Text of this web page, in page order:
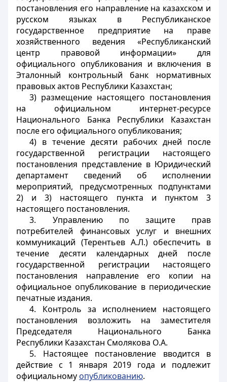
постановления его направление на казахском и
русском языках в Республиканское
государственное предприятие на праве
хозяйственного ведения «Республиканский
центр правовой информации» для
официального опубликования и включения в
Эталонный контрольный банк нормативных
правовых актов Республики Казахстан;
3) размещение настоящего постановления
на официальном интернет-ресурсе
Национального Банка Республики Казахстан
после его официального опубликования;
4) в течение десяти рабочих дней после
государственной регистрации настоящего
постановления представление в Юридический
департамент сведений об исполнении
мероприятий, предусмотренных подпунктами
2) и 3) настоящего пункта и пунктом 3
настоящего постановления.
3. Управлению по защите прав
потребителей финансовых услуг и внешних
коммуникаций (Терентьев А.Л.) обеспечить в
течение десяти календарных дней после
государственной регистрации настоящего
постановления направление его копии на
официальное опубликование в периодические
печатные издания.
4. Контроль за исполнением настоящего
постановления возложить на заместителя
Председателя Национального Банка
Республики Казахстан Смолякова О.А.
5. Настоящее постановление вводится в
действие с 1 января 2019 года и подлежит
официальному опубликованию.